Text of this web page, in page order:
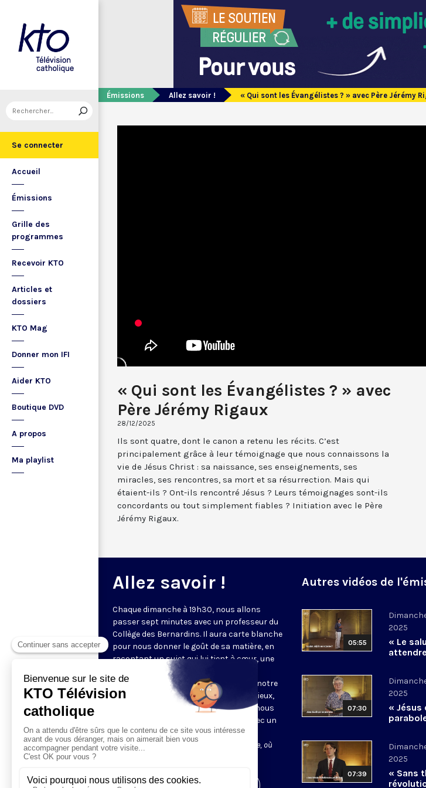
Se connecter
Accueil
Émissions
Grille des
programmes
Recevoir KTO
Articles et
dossiers
KTO Mag
Donner mon IFI
Aider KTO
Boutique DVD
A propos
Ma playlist
Émissions Allez savoir ! « Qui sont les Évangélistes ? » avec Père Jérémy
« Qui sont les Évangélistes ? » avec
Père Jérémy Rigaux
28/12/2025
Ils sont quatre, dont le canon a retenu les récits. C’est
principalement grâce à leur témoignage que nous connaissons la
vie de Jésus Christ : sa naissance, ses enseignements, ses
miracles, ses rencontres, sa mort et sa résurrection. Mais qui
étaient-ils ? Ont-ils rencontré Jésus ? Leurs témoignages sont-ils
concordants ou tout simplement fiables ? Initiation avec le Père
Jérémy Rigaux.
Allez savoir !
Chaque dimanche à 19h30, nous allons
passer sept minutes avec un professeur du
Collège des Bernardins. Il aura carte blanche
pour nous donner le goût de sa matière, en
racontant un sujet qui lui tient à cœur, une
anecdote révélatrice, une clé de
compréhension de notre monde et de notre
foi. Écriture sainte, théologie, interreligieux,
art et culture, philosophie ; qui sait si nous
n’aurons pas envie d’aller plus loin avec un
Mooc ou un cours à distance ?
Une émission en partenariat avec le Collège, où
Visiter la page de l'émission
Autres vidéos de
05:55
2025
« Le
07:30
2025
« Jésus
07:39
2025
« Sans